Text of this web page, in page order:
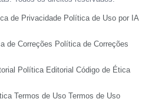
de Privacidade Política de Uso por IA
de Correções Política de Correções
Política Editorial Código de Ética
Termos de Uso Termos de Uso